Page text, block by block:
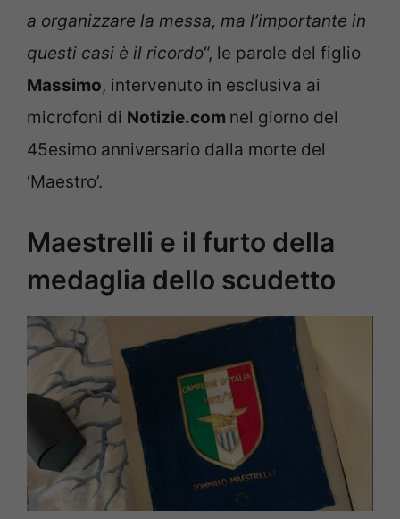
a organizzare la messa, ma l’importante in
questi casi è il ricordo“, le parole del figlio
Massimo, intervenuto in esclusiva ai
microfoni di Notizie.com nel giorno del
45esimo anniversario dalla morte del
‘Maestro’.
Maestrelli e il furto della
medaglia dello scudetto